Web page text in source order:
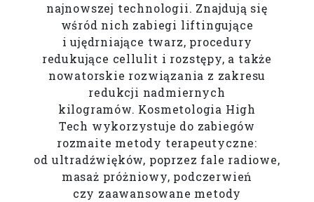
najnowszej technologii. Znajdują się
wśród nich zabiegi liftingujące
i ujędrniające twarz, procedury
redukujące cellulit i rozstępy, a także
nowatorskie rozwiązania z zakresu
redukcji nadmiernych
kilogramów. Kosmetologia High
Tech wykorzystuje do zabiegów
rozmaite metody terapeutyczne:
od ultradźwięków, poprzez fale radiowe,
masaż próżniowy, podczerwień
czy zaawansowane metody